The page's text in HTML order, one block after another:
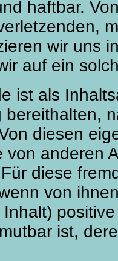
haftbar.
wir uns
auf ein
ist als
bereithalten,
diesen
von anderen
diese
von
ist,